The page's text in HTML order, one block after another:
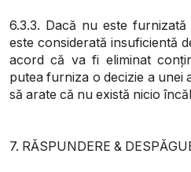
6.3.3. Dacă nu este
este considerată insuficientă
acord că va fi eliminat
putea furniza o decizie a unei
să arate că nu există nicio
7. RĂSPUNDERE &